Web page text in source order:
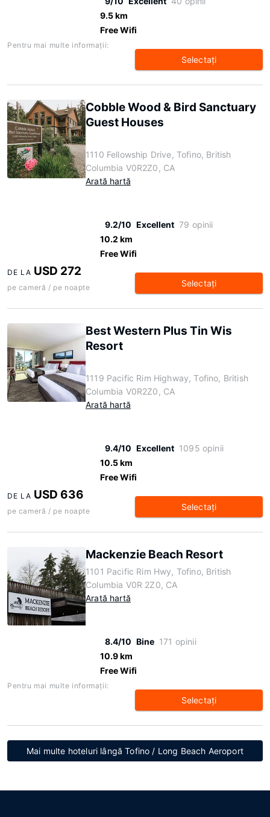
9.5 km
Free Wifi
Pentru mai multe informaţii:
Selectaţi
Cobble Wood & Bird Sanctuary
Guest Houses
1110 Fellowship Drive, Tofino, British
Columbia V0R2Z0, CA
Arată hartă
9.2/10 Excellent 79 opinii
10.2 km
Free Wifi
DE LA USD 272
pe cameră / pe noapte Selectaţi
Best Western Plus Tin Wis
Resort
1119 Pacific Rim Highway, Tofino, British
Columbia V0R2Z0, CA
Arată hartă
9.4/10 Excellent 1095 opinii
10.5 km
Free Wifi
DE LA USD 636
pe cameră / pe noapte Selectaţi
Mackenzie Beach Resort
1101 Pacific Rim Hwy, Tofino, British
Columbia V0R 2Z0, CA
Arată hartă
8.4/10 Bine 171 opinii
10.9 km
Free Wifi
Pentru mai multe informaţii:
Selectaţi
Mai multe hoteluri lângă Tofino / Long Beach Aeroport